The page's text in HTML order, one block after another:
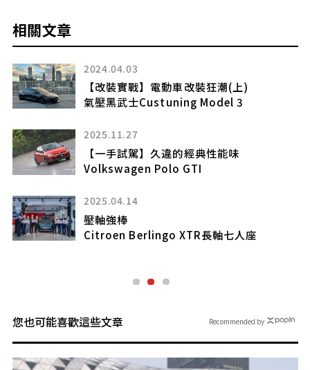
相關文章
2021.08.27
Jimny Lift Up(墊高車身)改裝 費用等注意
事項總整理
2025.04.10
【車中泊】以車輛檢驗為契機決定進行車室
大改裝
2023.08.14
「2023 Volkswagen 品牌嘉年華」 募集
您也可能喜歡這些文章 Recommended by